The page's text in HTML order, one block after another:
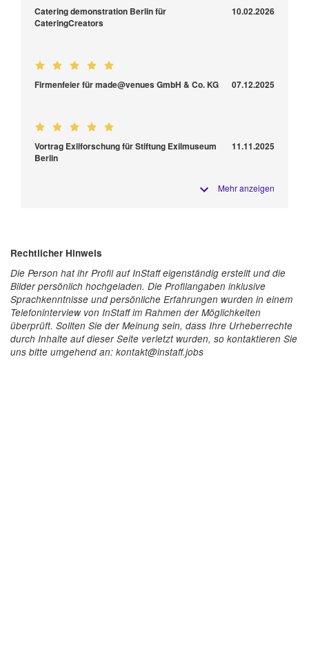
Catering demonstration Berlin für
CateringCreators
10.02.2026
Firmenfeier für made@venues GmbH & Co. KG 07.12.2025
Vortrag Exilforschung für Stiftung Exilmuseum
Berlin
11.11.2025
Mehr anzeigen
Rechtlicher Hinweis
Die Person hat ihr Profil auf InStaff eigenständig erstellt und die
Bilder persönlich hochgeladen. Die Profilangaben inklusive
Sprachkenntnisse und persönliche Erfahrungen wurden in einem
Telefoninterview von InStaff im Rahmen der Möglichkeiten
überprüft. Sollten Sie der Meinung sein, dass Ihre Urheberrechte
durch Inhalte auf dieser Seite verletzt wurden, so kontaktieren Sie
uns bitte umgehend an: kontakt@instaff.jobs